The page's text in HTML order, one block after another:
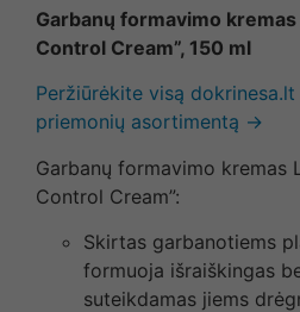
Garbanų formavimo kremas
Control Cream”, 150 ml
Peržiūrėkite visą
priemonių asortimentą →
Garbanų formavimo kremas
Control Cream”:
Skirtas garbanotiems
formuoja išraiškingas
suteikdamas jiems